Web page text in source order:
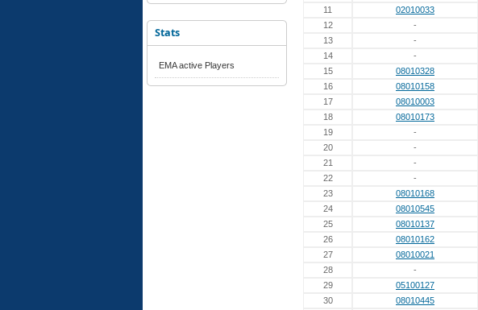
Stats
EMA active Players
11
02010033
12
-
13
-
14
-
15
08010328
16
08010158
17
08010003
18
08010173
19
-
20
-
21
-
22
-
23
08010168
24
08010545
25
08010137
26
08010162
27
08010021
28
-
29
05100127
30
08010445